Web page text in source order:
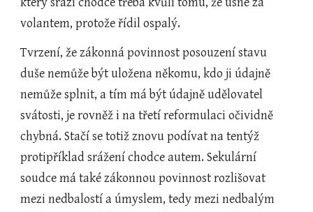
volantem, protože řídil ospalý.
Tvrzení, že zákonná povinnost posouzení stavu
duše nemůže být uložena někomu, kdo ji údajně
nemůže splnit, a tím má být údajně udělovatel
svátosti, je rovněž i na třetí reformulaci očividně
chybná. Stačí se totiž znovu podívat na tentýž
protipříklad srážení chodce autem. Sekulární
soudce má také zákonnou povinnost rozlišovat
mezi nedbalostí a úmyslem, tedy mezi nedbalým